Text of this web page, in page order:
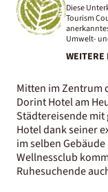
Diese
Tourism
Umwelt-
Mitten im Zentrum
Dorint Hotel am
Städtereisende mit
Hotel dank seiner
im selben
Wellnessclub
Ruhesuchende